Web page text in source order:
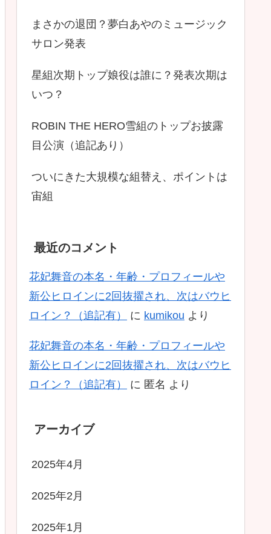
まさかの退団？夢白あやのミュージック
サロン発表
星組次期トップ娘役は誰に？発表次期は
いつ？
ROBIN THE HERO雪組のトップお披露
目公演（追記あり）
ついにきた大規模な組替え、ポイントは
宙組
最近のコメント
花妃舞音の本名・年齢・プロフィールや
新公ヒロインに2回抜擢され、次はバウヒ
ロイン？（追記有）
に kumikou より
花妃舞音の本名・年齢・プロフィールや
新公ヒロインに2回抜擢され、次はバウヒ
ロイン？（追記有）
に 匿名 より
アーカイブ
2025年4月
2025年2月
2025年1月